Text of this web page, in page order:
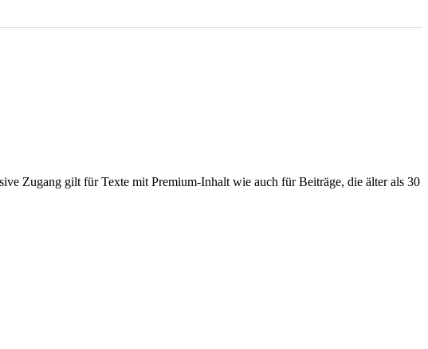
Zugang gilt für Texte mit Premium-Inhalt wie auch für Beiträge, die älter als 30